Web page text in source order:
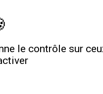
le contrôle sur
de cette édition 2021.